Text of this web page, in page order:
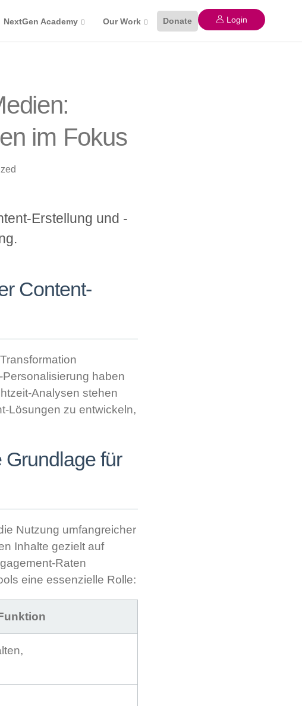
NextGen Academy Our Work Donate Login
im Fokus
Erstellung und -
Content-
haben
Analysen stehen
Lösungen zu entwickeln,
für
Nutzung umfangreicher
Inhalte gezielt auf
Raten
eine essenzielle Rolle: